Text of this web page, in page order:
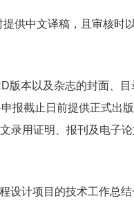
中文译稿，且审核时
本以及杂志的封面、目
报截止日前提供正式出
录用证明、报刊及电子
计项目的技术工作总结